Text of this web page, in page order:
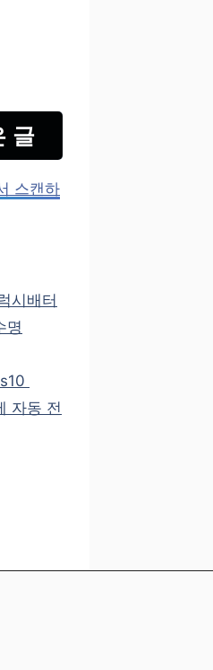
글
스캔하
시배터
명
자동 전